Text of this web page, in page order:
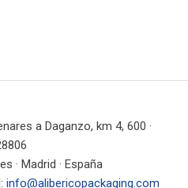
a Daganzo, km 4, 600 ·
· Madrid · España
: info@alibericopackaging.com